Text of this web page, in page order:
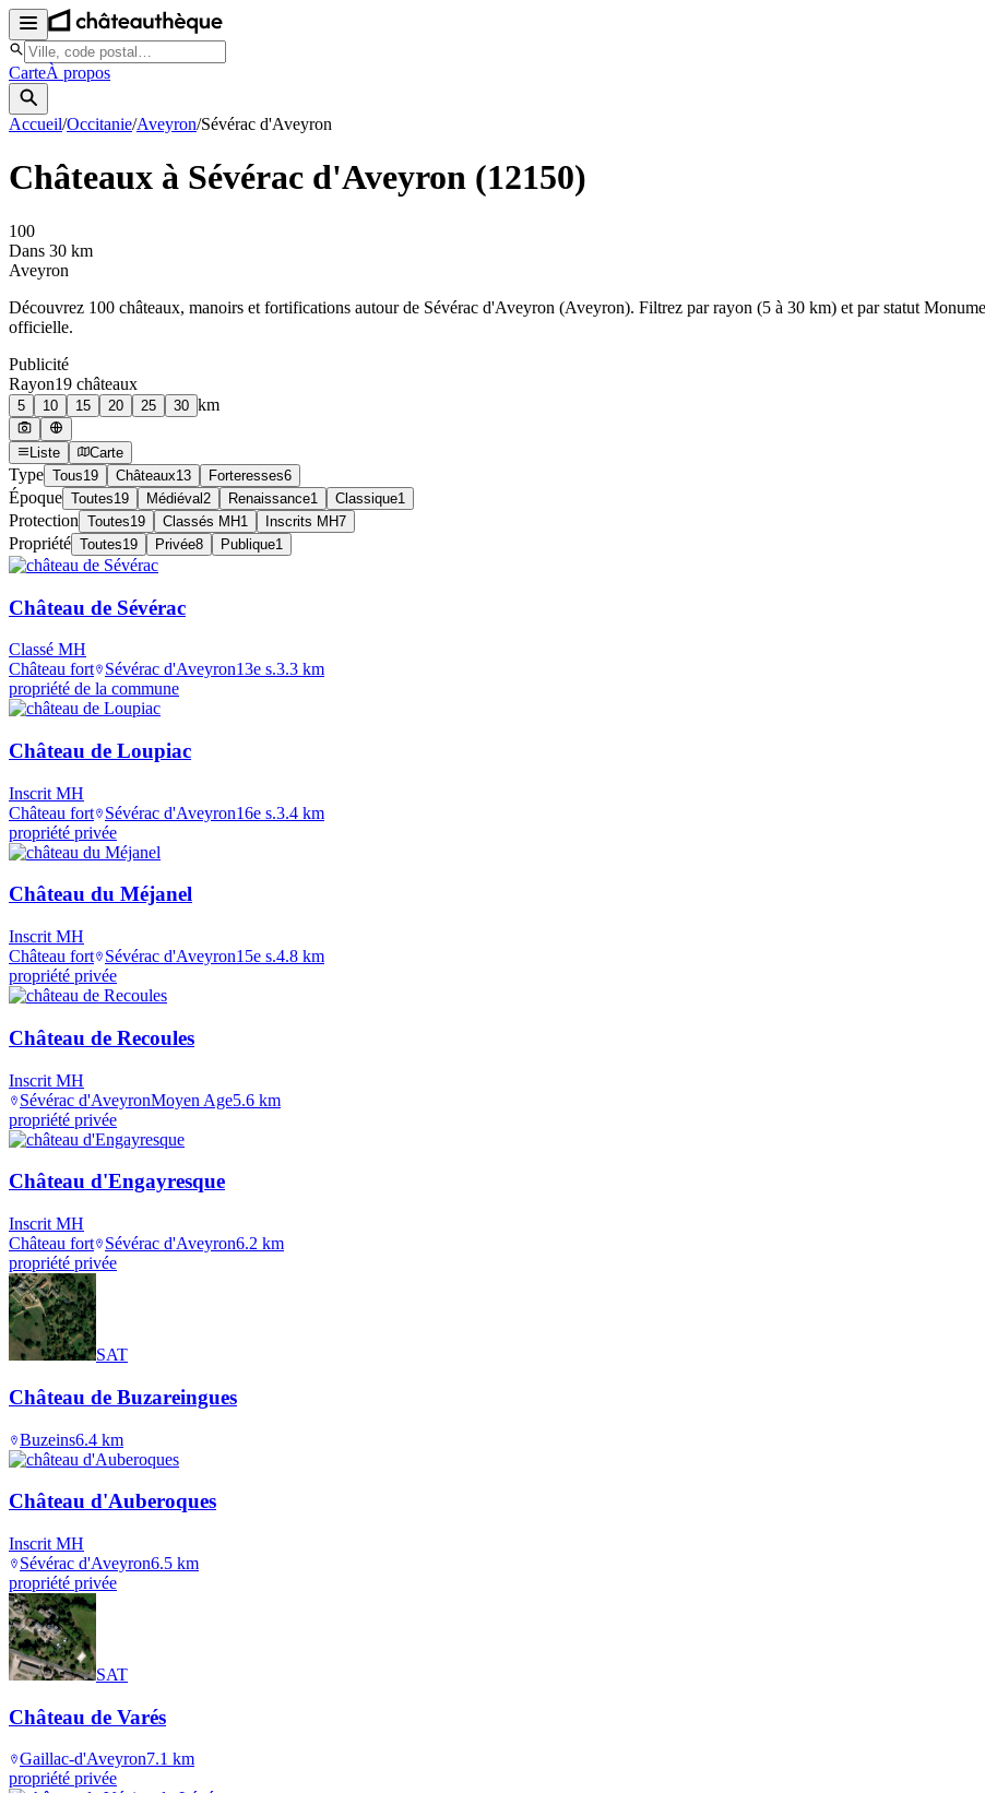
CarteÀ propos
Accueil/Occitanie/Aveyron/Sévérac d'Aveyron
Châteaux à Sévérac d'Aveyron (12150)
100
Dans 30 km
Aveyron
Découvrez 100 châteaux, manoirs et fortifications autour de Sévérac d'Aveyron (Aveyron). Filtrez par rayon (5 à 30 km) et par statut
officielle.
Publicité
Rayon19 châteaux
5 10 15 20 25 30 km
Liste Carte
Type Tous19 Châteaux13 Forteresses6
Époque Toutes19 Médiéval 2 Renaissance1 Classique1
Protection Toutes19 Classés MH1 Inscrits MH7
Propriété Toutes19 Privée8 Publique1
Château de Sévérac
Classé MH
Château fort
Sévérac d'Aveyron13e s.3.3 km
propriété de la commune
Château de Loupiac
Inscrit MH
Château fort
Sévérac d'Aveyron16e s.3.4 km
propriété privée
Château du Méjanel
Inscrit MH
Château fort
Sévérac d'Aveyron15e s.4.8 km
propriété privée
Château de Recoules
Inscrit MH
Sévérac d'AveyronMoyen Age5.6 km
propriété privée
Château d'Engayresque
Inscrit MH
Château fort
Sévérac d'Aveyron6.2 km
propriété privée
SAT
Château de Buzareingues
Buzeins6.4 km
Château d'Auberoques
Inscrit MH
Sévérac d'Aveyron6.5 km
propriété privée
SAT
Château de Varés
Gaillac-d'Aveyron7.1 km
propriété privée